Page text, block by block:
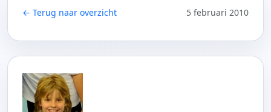
← Terug naar overzicht 5 februari 2010